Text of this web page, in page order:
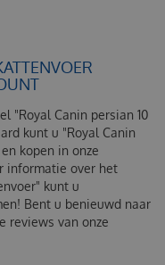
"Royal Canin persian 10
kunt u "Royal Canin
kopen in onze
informatie over het
kunt u
Bent u benieuwd naar
reviews van onze